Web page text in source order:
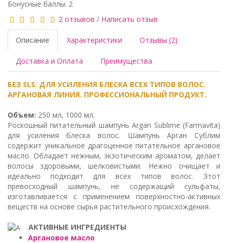
Бонусные баллы: 2
2 отзывов / Написать отзыв
Описание Характеристики Отзывы (2)
Доставка и Оплата Преимущества
БЕЗ SLS. ДЛЯ УСИЛЕНИЯ БЛЕСКА ВСЕХ ТИПОВ ВОЛОС.
АРГАНОВАЯ ЛИНИЯ. ПРОФЕССИОНАЛЬНЫЙ ПРОДУКТ.
Объем: 250 мл, 1000 мл.
Роскошный питательный шампунь Argan Sublime (Farmavita)
для усиления блеска волос. Шампунь Арган Сублим
содержит уникальное драгоценное питательное аргановое
масло. Обладает нежным, экзотическим ароматом, делает
волосы здоровыми, шелковистыми. Нежно очищает и
идеально подходит для всех типов волос. Этот
превосходный шампунь, не содержащий сульфаты,
изготавливается с применением поверхностно-активных
веществ на основе сырья растительного происхождения.
АКТИВНЫЕ ИНГРЕДИЕНТЫ
Аргановое масло